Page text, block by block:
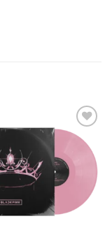
Adicionar
a lista de